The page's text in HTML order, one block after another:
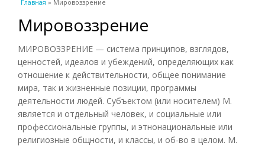
Вы здесь
Главная » Мировоззрение
Мировоззрение
МИРОВОЗЗРЕНИЕ — система принципов, взглядов,
ценностей, идеалов и убеждений, определяющих как
отношение к действительности, общее понимание
мира, так и жизненные позиции, программы
деятельности людей. Субъектом (или носителем) М.
является и отдельный человек, и социальные или
профессиональные группы, и этнонациональные или
религиозные общности, и классы, и об-во в целом. М.